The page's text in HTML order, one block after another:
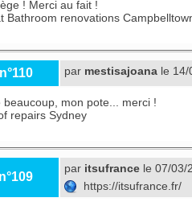
! Merci au fait !
Bathroom renovations
par mestisajoana le 14/
beaucoup, mon pote... merci !
repairs Sydney
par itsufrance le 07/03/
https://itsufrance.fr/